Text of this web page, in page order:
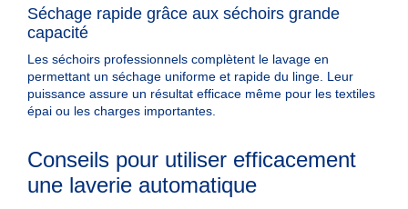
Séchage rapide grâce aux séchoirs grande
capacité
Les séchoirs professionnels complètent le lavage en
permettant un séchage uniforme et rapide du linge . Leur
puissance assure un résultat efficace même pour les textiles
épai ou les charges importantes.
Conseils pour utiliser efficacement
une laverie automatique